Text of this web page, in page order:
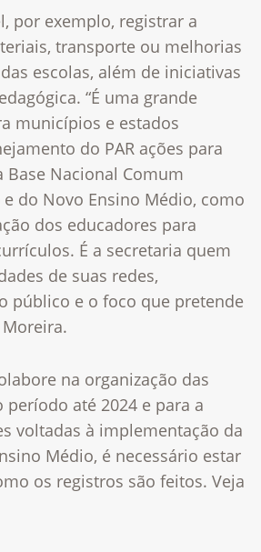
por exemplo, registrar a
transporte ou melhorias
escolas, além de iniciativas
“É uma grande
municípios e estados
do PAR ações para
Nacional Comum
e do Novo Ensino Médio, como
dos educadores para
É a secretaria quem
de suas redes,
público e o foco que pretende
na organização das
período até 2024 e para a
voltadas à implementação da
Médio, é necessário estar
os registros são feitos. Veja